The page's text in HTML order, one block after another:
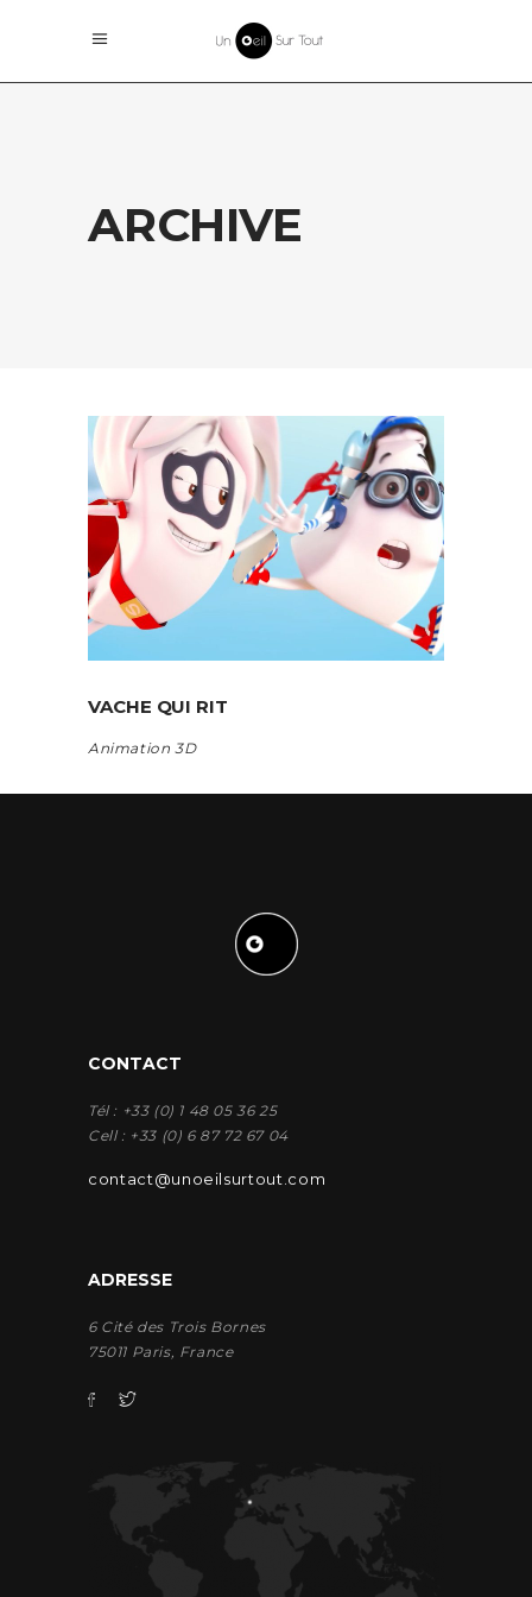
ARCHIVE
VACHE QUI RIT
Animation 3D
CONTACT
Tél : +33 (0) 1 48 05 36 25
Cell : +33 (0) 6 87 72 67 04
contact@unoeilsurtout.com
ADRESSE
6 Cité des Trois Bornes
75011 Paris, France